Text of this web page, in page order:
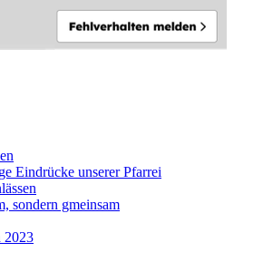
Eindrücke unserer Pfarrei
sondern gmeinsam
2023